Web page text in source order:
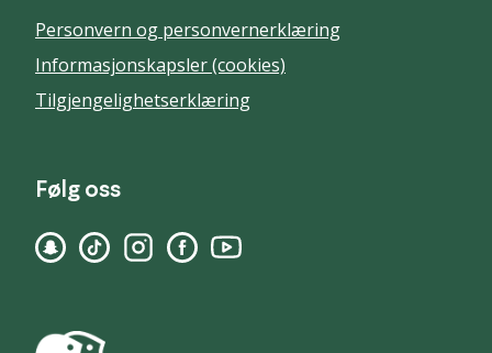
Personvern og personvernerklæring
Informasjonskapsler (cookies)
Tilgjengelighetserklæring
Følg oss